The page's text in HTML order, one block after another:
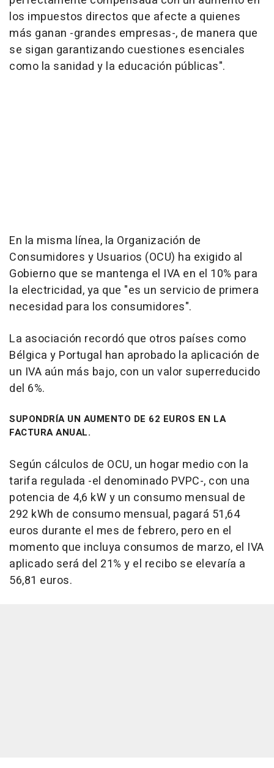
los impuestos directos que afecte a quienes
más ganan -grandes empresas-, de manera que
se sigan garantizando cuestiones esenciales
como la sanidad y la educación públicas".
En la misma línea, la Organización de
Consumidores y Usuarios (OCU) ha exigido al
Gobierno que se mantenga el IVA en el 10% para
la electricidad, ya que "es un servicio de primera
necesidad para los consumidores".
La asociación recordó que otros países como
Bélgica y Portugal han aprobado la aplicación de
un IVA aún más bajo, con un valor superreducido
del 6%.
SUPONDRÍA UN AUMENTO DE 62 EUROS EN LA
FACTURA ANUAL.
Según cálculos de OCU, un hogar medio con la
tarifa regulada -el denominado PVPC-, con una
potencia de 4,6 kW y un consumo mensual de
292 kWh de consumo mensual, pagará 51,64
euros durante el mes de febrero, pero en el
momento que incluya consumos de marzo, el IVA
aplicado será del 21% y el recibo se elevaría a
56,81 euros.